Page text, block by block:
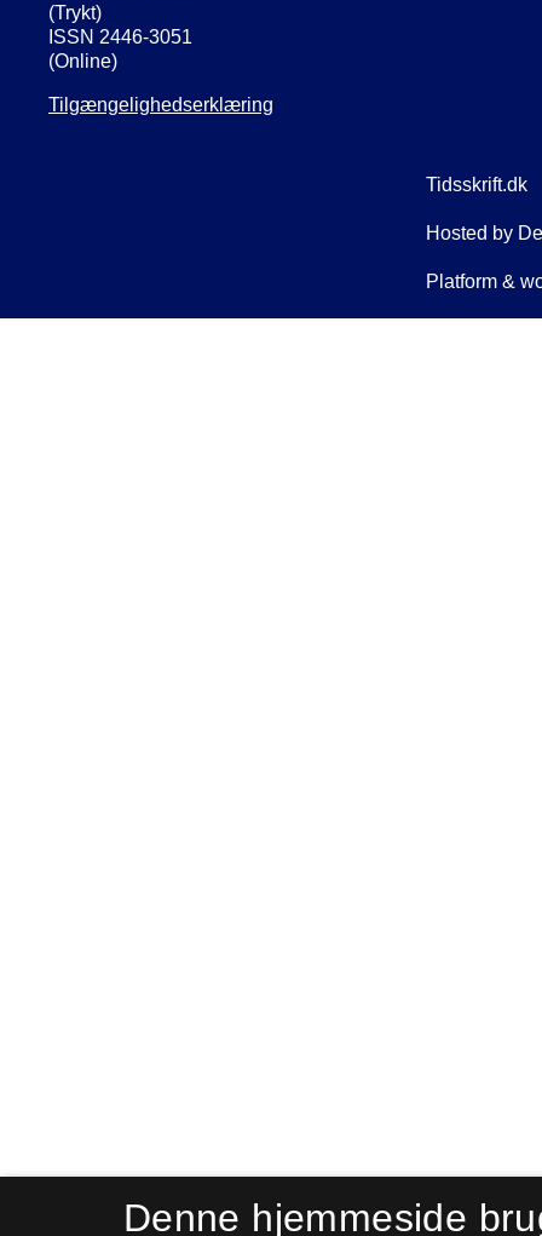
(Trykt)
ISSN 2446-3051
(Online)
Tilgængelighedserklæring
Denne hjemmeside